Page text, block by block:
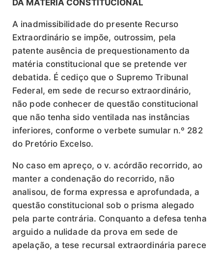
DA MATÉRIA CONSTITUCIONAL
A inadmissibilidade do presente Recurso
Extraordinário se impõe, outrossim, pela
patente ausência de prequestionamento da
matéria constitucional que se pretende ver
debatida. É cediço que o Supremo Tribunal
Federal, em sede de recurso extraordinário,
não pode conhecer de questão constitucional
que não tenha sido ventilada nas instâncias
inferiores, conforme o verbete sumular n.º 282
do Pretório Excelso.
No caso em apreço, o v. acórdão recorrido, ao
manter a condenação do recorrido, não
analisou, de forma expressa e aprofundada, a
questão constitucional sob o prisma alegado
pela parte contrária. Conquanto a defesa tenha
arguido a nulidade da prova em sede de
apelação, a tese recursal extraordinária parece